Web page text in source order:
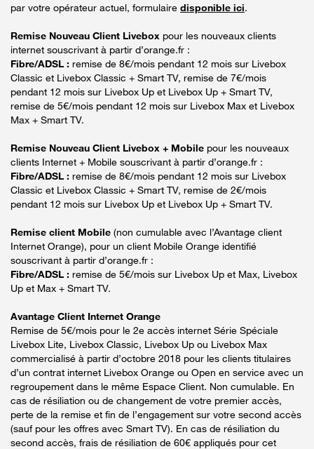
par votre opérateur actuel, formulaire disponible ici.
Remise Nouveau Client Livebox pour les nouveaux clients
internet souscrivant à partir d’orange.fr :
Fibre/ADSL : remise de 8€/mois pendant 12 mois sur Livebox
Classic et Livebox Classic + Smart TV, remise de 7€/mois
pendant 12 mois sur Livebox Up et Livebox Up + Smart TV,
remise de 5€/mois pendant 12 mois sur Livebox Max et Livebox
Max + Smart TV.
Remise Nouveau Client Livebox + Mobile pour les nouveaux
clients Internet + Mobile souscrivant à partir d’orange.fr :
Fibre/ADSL : remise de 8€/mois pendant 12 mois sur Livebox
Classic et Livebox Classic + Smart TV, remise de 2€/mois
pendant 12 mois sur Livebox Up et Livebox Up + Smart TV.
Remise client Mobile (non cumulable avec l’Avantage client
Internet Orange), pour un client Mobile Orange identifié
souscrivant à partir d’orange.fr :
Fibre/ADSL : remise de 5€/mois sur Livebox Up et Max, Livebox
Up et Max + Smart TV.
Avantage Client Internet Orange
Remise de 5€/mois pour le 2e accès internet Série Spéciale
Livebox Lite, Livebox Classic, Livebox Up ou Livebox Max
commercialisé à partir d’octobre 2018 pour les clients titulaires
d’un contrat internet Livebox Orange ou Open en service avec un
regroupement dans le même Espace Client. Non cumulable. En
cas de résiliation ou de changement de votre premier accès,
perte de la remise et fin de l’engagement sur votre second accès
(sauf pour les offres avec Smart TV). En cas de résiliation du
second accès, frais de résiliation de 60€ appliqués pour cet